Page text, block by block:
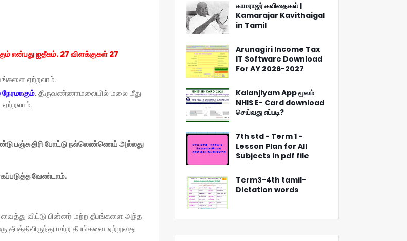
என்பது ஐதீகம். 27 விளக்குகள் 27
ஏற்றலாம்.
. திருவண்ணாமலையில் மலை மீது
பஞ்சு திரி போட்டு நல்லெண்ணெய் அல்லது
வேண்டாம்.
வைத்து விட்டு பின்னர் மற்ற தீபங்களை அந்த
தீபத்திலிருந்து மற்ற தீபங்களை ஏற்றுவது
காமராஜர் கவிதைகள் |
Kamarajar Kavithaigal
in Tamil
Arunagiri Income Tax
IT Software Download
For AY 2026-2027
Kalanjiyam App மூலம்
NHIS E- Card download
செய்வது எப்படி?
7th std - Term 1 -
Lesson Plan for All
Subjects in pdf file
Term3-4th tamil-
Dictation words